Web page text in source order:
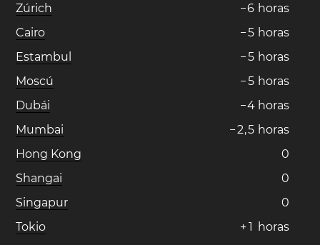
Zúrich
−6 horas
Cairo
−5 horas
Estambul
−5 horas
Moscú
−5 horas
Dubái
−4 horas
Mumbai
−2,5 horas
Hong Kong
0
Shangai
0
Singapur
0
Tokio
+ 1 horas